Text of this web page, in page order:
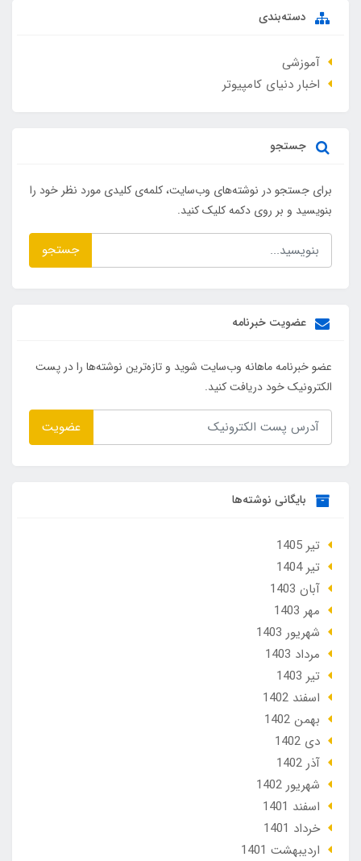
دسته‌بندی
آموزشی
اخبار دنیای کامپیوتر
جستجو
برای جستجو در نوشته‌های وب‌سایت، کلمه‌ی کلیدی مورد نظر خود را
بنویسید و بر روی دکمه کلیک کنید.
جستجو
عضویت خبرنامه
عضو خبرنامه ماهانه وب‌سایت شوید و تازه‌ترین نوشته‌ها را در پست
الکترونیک خود دریافت کنید.
عضویت
بایگانی نوشته‌ها
تير 1405
تير 1404
آبان 1403
مهر 1403
شهریور 1403
مرداد 1403
تير 1403
اسفند 1402
بهمن 1402
دی 1402
آذر 1402
شهریور 1402
اسفند 1401
خرداد 1401
ارديبهشت 1401